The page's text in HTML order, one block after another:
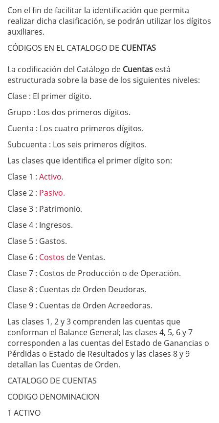
Con el fin de facilitar la identificación que permita
realizar dicha clasificación, se podrán utilizar los dígitos
auxiliares.
CÓDIGOS EN EL CATALOGO DE CUENTAS
La codificación del Catálogo de Cuentas está
estructurada sobre la base de los siguientes niveles:
Clase : El primer dígito.
Grupo : Los dos primeros dígitos.
Cuenta : Los cuatro primeros dígitos.
Subcuenta : Los seis primeros dígitos.
Las clases que identifica el primer dígito son:
Clase 1 : Activo.
Clase 2 : Pasivo.
Clase 3 : Patrimonio.
Clase 4 : Ingresos.
Clase 5 : Gastos.
Clase 6 : Costos de Ventas.
Clase 7 : Costos de Producción o de Operación.
Clase 8 : Cuentas de Orden Deudoras.
Clase 9 : Cuentas de Orden Acreedoras.
Las clases 1, 2 y 3 comprenden las cuentas que
conforman el Balance General; las clases 4, 5, 6 y 7
corresponden a las cuentas del Estado de Ganancias o
Pérdidas o Estado de Resultados y las clases 8 y 9
detallan las Cuentas de Orden.
CATALOGO DE CUENTAS
CODIGO DENOMINACION
1 ACTIVO